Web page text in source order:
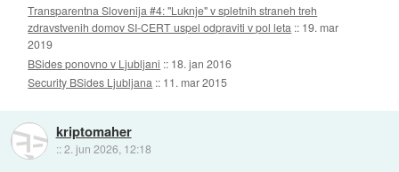
Transparentna Slovenija #4: "Luknje" v spletnih straneh treh
zdravstvenih domov SI-CERT uspel odpraviti v pol leta :: 19. mar
2019
BSides ponovno v Ljubljani :: 18. jan 2016
Security BSides Ljubljana :: 11. mar 2015
kriptomaher
::2. jun 2026, 12:18